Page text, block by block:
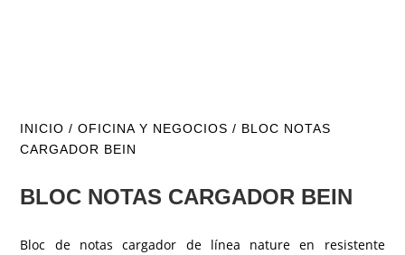
INICIO /OFICINA Y NEGOCIOS / BLOC NOTAS
CARGADOR BEIN
BLOC NOTAS CARGADOR BEIN
Bloc de notas cargador de línea nature en resistente